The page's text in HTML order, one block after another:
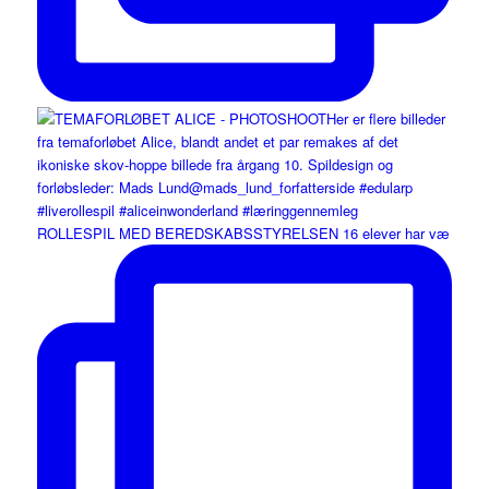
ROLLESPIL MED BEREDSKABSSTYRELSEN 16 elever har væ